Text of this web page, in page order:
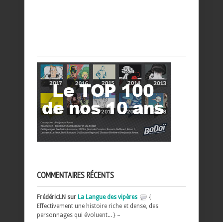
COMMENTAIRES RÉCENTS
FrédéricLN sur La Langue des vipères
{
Effectivement une histoire riche et dense, des
personnages qui évoluent... } –